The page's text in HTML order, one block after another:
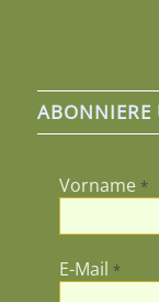
ABONNIERE
Vorname *
E-Mail *